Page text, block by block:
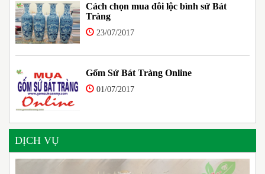
Cách chọn mua đôi lộc bình sứ Bát
Tràng
23/07/2017
Gốm Sứ Bát Tràng Online
01/07/2017
DỊCH VỤ